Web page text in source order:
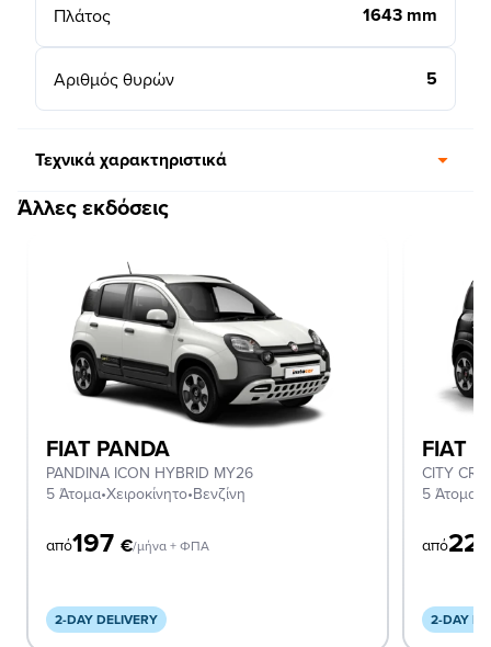
Πλάτος 1643 mm
Αριθμός θυρών 5
Τεχνικά χαρακτηριστικά
Άλλες εκδόσεις
FIAT PANDA
PANDINA ICON HYBRID MY26
5 Άτομα•Χειροκίνητο•Βενζίνη
από197 €/μήνα + ΦΠΑ
2-DAY DELIVERY
FIAT
CITY
5 Άτομα
από
2-DAY